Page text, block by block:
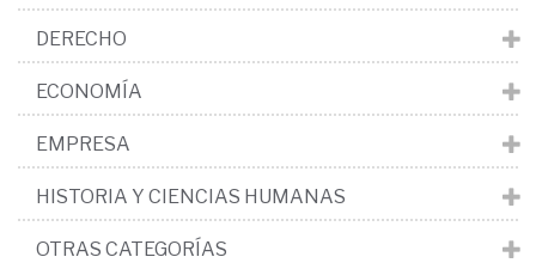
DERECHO
ECONOMÍA
EMPRESA
HISTORIA Y CIENCIAS HUMANAS
OTRAS CATEGORÍAS